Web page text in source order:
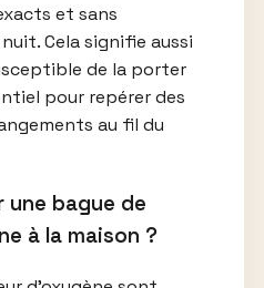
et sans
Cela signifie aussi
de la porter
pour repérer des
au fil du
une bague de
à la maison ?